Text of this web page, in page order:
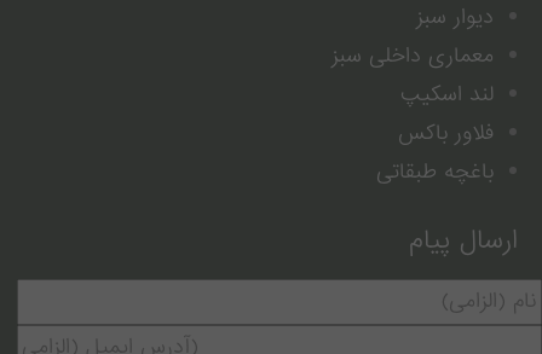
دیوار سبز
معماری داخلی سبز
لند اسکیپ
فلاور باکس
باغچه طبقاتی
ارسال پیام